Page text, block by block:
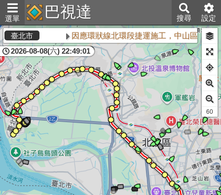
選單 巴視達 搜尋 設定
臺北市 因應環狀線北環段捷運施工，中山區敬業
2026-08-08(六) 22:49:01
60